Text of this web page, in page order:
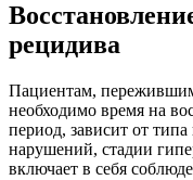
рецидива
Пациентам,
необходимо время на
период, зависит от
нарушений, стадии
включает в себя